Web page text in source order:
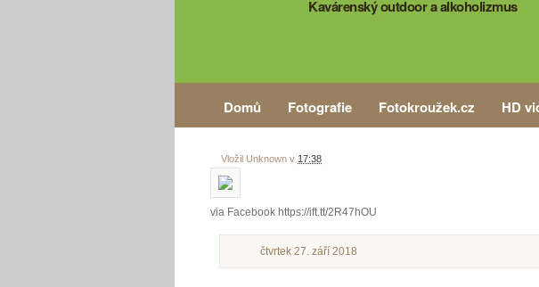
Kavárenský outdoor a alkoholizmus
Domů Fotografie Fotokroužek.cz HD
Vložil Unknown v 17:38
via Facebook https://ift.tt/2R47hOU
čtvrtek 27. září 2018